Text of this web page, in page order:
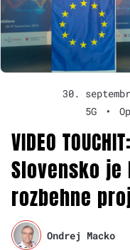
30.
5G
•
VIDEO
Slovensko
rozbehne
Ondrej Macko